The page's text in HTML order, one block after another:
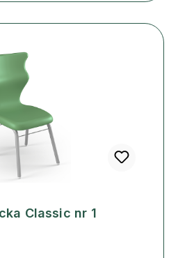
Classic nr 1